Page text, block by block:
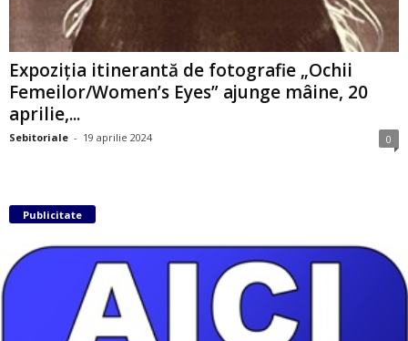
Expoziția itinerantă de fotografie „Ochii
Femeilor/Women’s Eyes” ajunge mâine, 20
aprilie,...
Sebitoriale - 19 aprilie 2024 0
Publicitate